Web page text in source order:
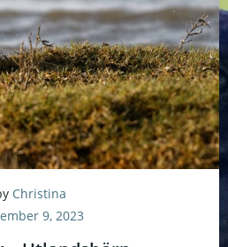
Christina
9, 2023